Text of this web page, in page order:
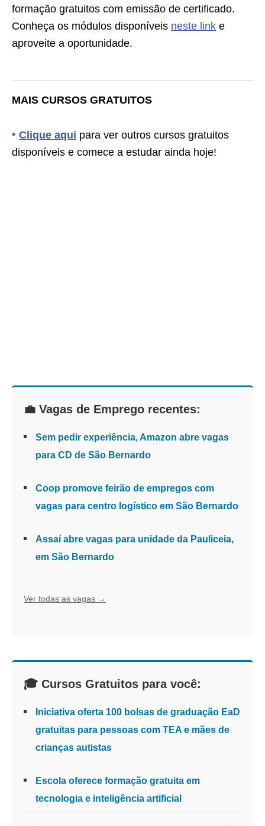
formação gratuitos com emissão de certificado.
Conheça os módulos disponíveis neste link e
aproveite a oportunidade.
MAIS CURSOS GRATUITOS
‣ Clique aqui para ver outros cursos gratuitos
disponíveis e comece a estudar ainda hoje!
💼 Vagas de Emprego recentes:
Sem pedir experiência, Amazon abre vagas
para CD de São Bernardo
Coop promove feirão de empregos com
vagas para centro logístico em São Bernardo
Assaí abre vagas para unidade da Pauliceia,
em São Bernardo
Ver todas as vagas →
🎓 Cursos Gratuitos para você:
Iniciativa oferta 100 bolsas de graduação EaD
gratuitas para pessoas com TEA e mães de
crianças autistas
Escola oferece formação gratuita em
tecnologia e inteligência artificial